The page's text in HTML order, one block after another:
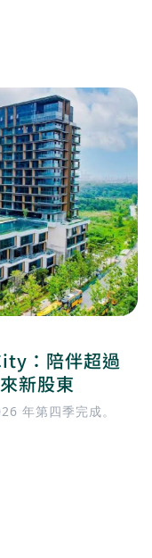
：陪伴超過
新股東
年第四季完成。